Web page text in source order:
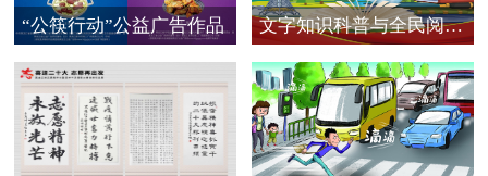
“公筷行动”公益广告作品
文字知识科普与全民阅读
公...